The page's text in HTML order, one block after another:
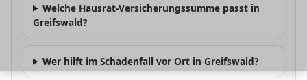
Welche Hausrat-Versicherungssumme passt in
Greifswald?
Wer hilft im Schadenfall vor Ort in Greifswald?